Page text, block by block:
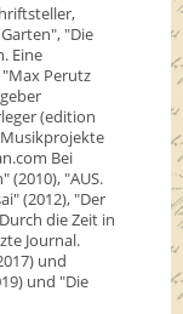
"Die
Eine
Perutz
(edition
Musikprojekte
Bei
(2010), "AUS.
(2012), "Der
die Zeit in
Journal.
und
und "Die